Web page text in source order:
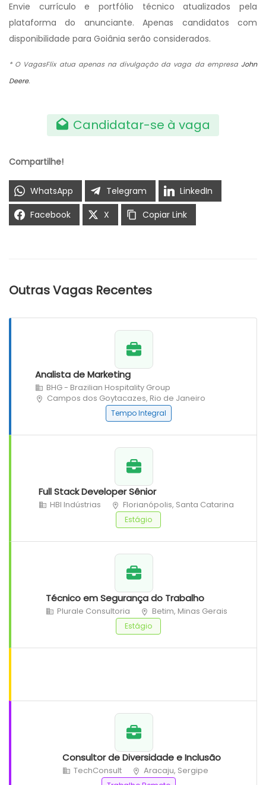
Envie currículo e portfólio técnico atualizados pela
plataforma do anunciante. Apenas candidatos com
disponibilidade para Goiânia serão considerados.
* O VagasFlix atua apenas na divulgação da vaga da empresa John
Deere.
Candidatar-se à vaga
Compartilhe!
WhatsApp Telegram
LinkedIn
Facebook
X Copiar Link
Outras Vagas Recentes
Analista de Marketing
BHG - Brazilian Hospitality Group
Campos dos Goytacazes, Rio de Janeiro
Tempo Integral
Full Stack Developer Sênior
HBI Indústrias Florianópolis, Santa Catarina
Estágio
Técnico em Segurança do Trabalho
Plurale Consultoria Betim, Minas Gerais
Estágio
Consultor de Diversidade e Inclusão
TechConsult Aracaju, Sergipe